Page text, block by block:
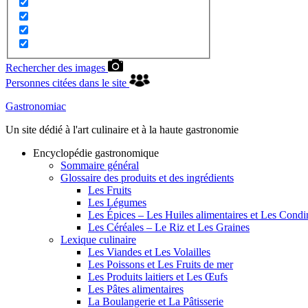
Rechercher des images
Personnes citées dans le site
Gastronomiac
Un site dédié à l'art culinaire et à la haute gastronomie
Encyclopédie gastronomique
Sommaire général
Glossaire des produits et des ingrédients
Les Fruits
Les Légumes
Les Épices – Les Huiles alimentaires et Les
Les Céréales – Le Riz et Les Graines
Lexique culinaire
Les Viandes et Les Volailles
Les Poissons et Les Fruits de mer
Les Produits laitiers et Les Œufs
Les Pâtes alimentaires
La Boulangerie et La Pâtisserie